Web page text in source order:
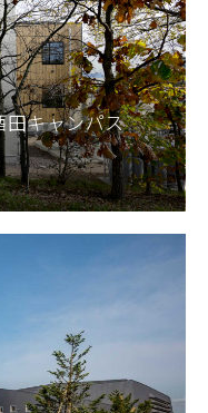
田キャンパス